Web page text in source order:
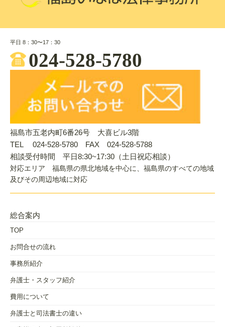
平日 8：30〜17：30
024-528-5780
福島市五老内町6番26号 大喜ビル3階
TEL 024-528-5780 FAX 024-528-5788
相談受付時間 平日8:30~17:30（土日祝応相談）
対応エリア 福島県の県北地域を中心に、福島県のすべての地域
及びその周辺地域に対応
総合案内
TOP
お問合せの流れ
事務所紹介
弁護士・スタッフ紹介
費用について
弁護士と司法書士の違い